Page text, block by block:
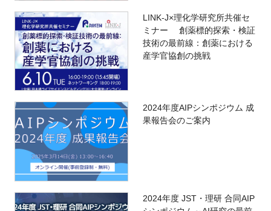
LINK-J×理化学研究所共催セ
ミナー 創薬標的探索・検証
技術の最前線：創薬における
産学官協創の挑戦
2024年度AIPシンポジウム 成
果報告会のご案内
2024年度 JST・理研 合同AIP